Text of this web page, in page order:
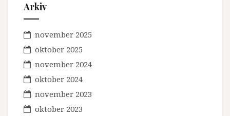
Arkiv
november 2025
oktober 2025
november 2024
oktober 2024
november 2023
oktober 2023